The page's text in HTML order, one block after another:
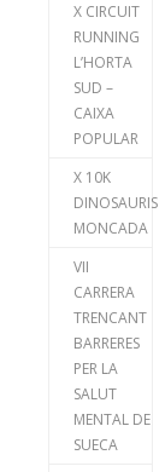
X CIRCUIT
RUNNING
L’HORTA
SUD –
CAIXA
POPULAR
X 10K
DINOSAURIS
MONCADA
VII
CARRERA
TRENCANT
BARRERES
PER LA
SALUT
MENTAL DE
SUECA